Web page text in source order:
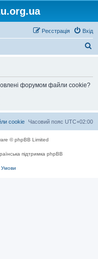
Вхід
Реєстрація
форумом файли cookie?
Часовий пояс UTC+02:00
cookie
© phpBB Limited
підтримка phpBB
Умови